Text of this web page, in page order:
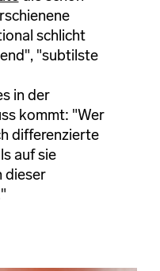
schlicht
"subtilste
in der
kommt: "Wer
differenzierte
auf sie
dieser